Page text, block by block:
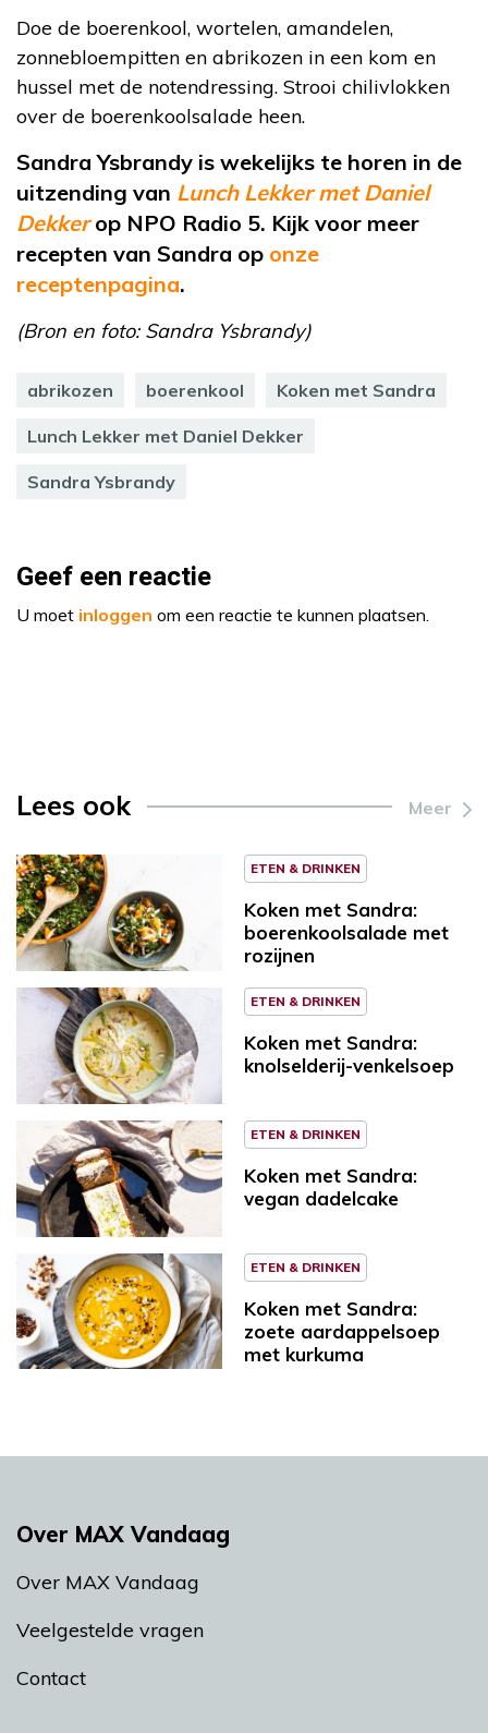
Doe de boerenkool, wortelen, amandelen,
zonnebloempitten en abrikozen in een kom en
hussel met de notendressing. Strooi chilivlokken
over de boerenkoolsalade heen.
Sandra Ysbrandy is wekelijks te horen in de
uitzending van Lunch Lekker met Daniel
Dekkerop NPO Radio 5. Kijk voor meer
recepten van Sandra op onze
receptenpagina.
(Bron en foto: Sandra Ysbrandy)
abrikozen boerenkool Koken met Sandra
Lunch Lekker met Daniel Dekker
Sandra Ysbrandy
Geef een reactie
U moet inloggen om een reactie te kunnen plaatsen.
Lees ook Meer
ETEN & DRINKEN
Koken met Sandra:
boerenkoolsalade met
rozijnen
ETEN & DRINKEN
Koken met Sandra:
knolselderij-venkelsoep
ETEN & DRINKEN
Koken met Sandra:
vegan dadelcake
ETEN & DRINKEN
Koken met Sandra:
zoete aardappelsoep
met kurkuma
Over MAX Vandaag
Over MAX Vandaag
Veelgestelde vragen
Contact